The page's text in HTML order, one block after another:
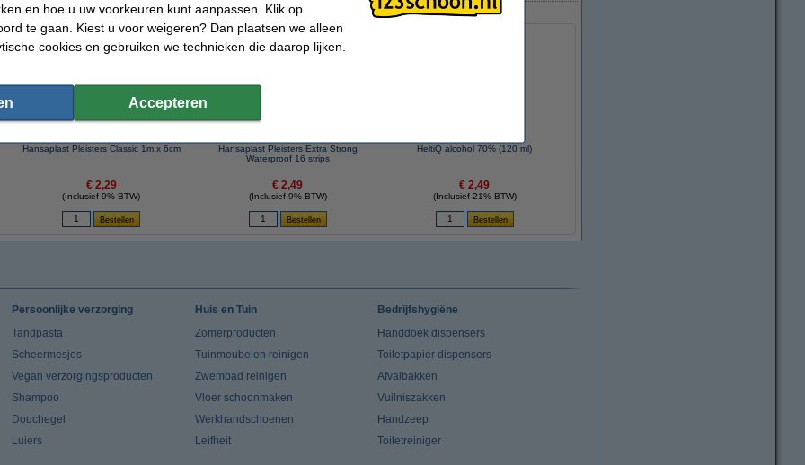
artikel ook besteld hebben
Hansaplast Pleisters Classic 1m x 6cm
€ 2,29
(Inclusief 9% BTW)
Hansaplast Pleisters Extra Strong
Waterproof 16 strips
€ 2,49
(Inclusief 9% BTW)
HeltiQ alcohol 70% (120 ml)
€ 2,49
(Inclusief 21% BTW)
Persoonlijke verzorging
Tandpasta
Scheermesjes
Vegan verzorgingsproducten
Shampoo
Douchegel
Luiers
Huis en Tuin
Zomerproducten
Tuinmeubelen reinigen
Zwembad reinigen
Vloer schoonmaken
Werkhandschoenen
Leifheit
Bedrijfshygiëne
Handdoek dispensers
Toiletpapier dispensers
Afvalbakken
Vuilniszakken
Handzeep
Toiletreiniger
en hoe u uw voorkeuren kunt aanpassen. Klik op
te gaan. Kiest u voor weigeren? Dan plaatsen we alleen
cookies en gebruiken we technieken die daarop lijken.
Accepteren